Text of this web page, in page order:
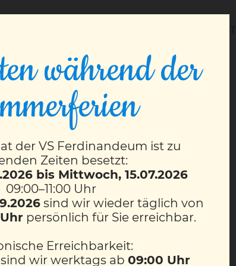
ANGEBOT
während der
der VS Ferdinandeum ist zu
Zeiten besetzt:
bis Mittwoch, 15.07.2026
09:00–11:00 Uhr
sind wir wieder täglich von
persönlich für Sie erreichbar.
Erreichbarkeit:
wir werktags ab 09:00 Uhr